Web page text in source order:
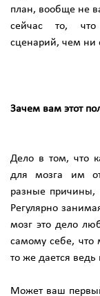
план, вообще не
сейчас то,
сценарий, чем ни
Зачем вам этот
Дело в том, что
для мозга им
разные
Регулярно
мозг это дело
самому себе, что
то же дается ведь
Может ваш